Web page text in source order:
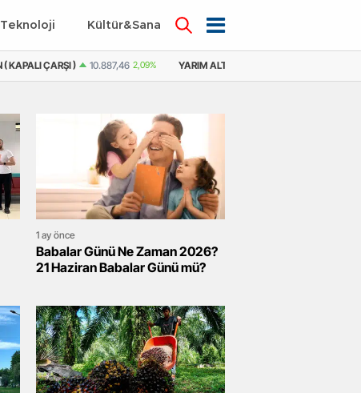
Teknoloji Kültür&Sanat
10.887,46 2,09% YARIM ALTIN 21.757,24 2,48%
1 ay önce
Babalar Günü Ne Zaman 2026?
21 Haziran Babalar Günü mü?